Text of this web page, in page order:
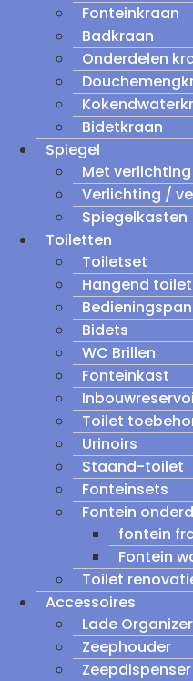
Fonteinkraan
Badkraan
Onderdelen
Bidetkraan
Spiegel
Met verlichting
Verlichting /
Spiegelkasten
Toiletten
Toiletset
Hangend toilet
Bidets
WC Brillen
Fonteinkast
Toilet
Urinoirs
Staand-toilet
Fonteinsets
Fontein
fontein
Fontein
Toilet
Accessoires
Lade Organizer
Zeephouder
Zeepdispenser